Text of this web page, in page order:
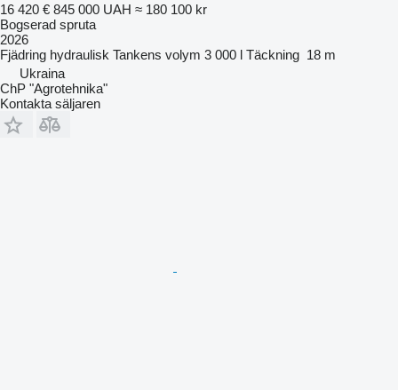
16 420 € 845 000 UAH ≈ 180 100 kr
Bogserad spruta
2026
Fjädring hydraulisk Tankens volym 3 000 l Täckning 18 m
Ukraina
ChP "Agrotehnika"
Kontakta säljaren